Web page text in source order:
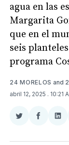
agua en las
Margarita
que en el
seis
programa
24 MORELOS and
abril 12, 2025 . 10:21
Compartir
Twitter